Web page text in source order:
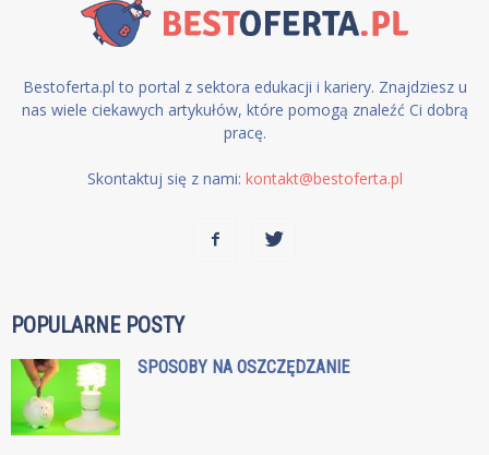
Bestoferta.pl to portal z sektora edukacji i kariery. Znajdziesz u
nas wiele ciekawych artykułów, które pomogą znaleźć Ci dobrą
pracę.
Skontaktuj się z nami: kontakt@bestoferta.pl
POPULARNE POSTY
SPOSOBY NA OSZCZĘDZANIE